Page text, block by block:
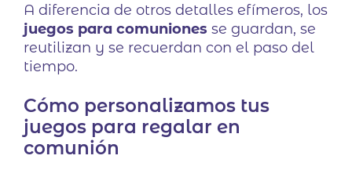
A diferencia de otros detalles efímeros, los
juegos para comuniones se guardan, se
reutilizan y se recuerdan con el paso del
tiempo.
Cómo personalizamos tus
juegos para regalar en
comunión